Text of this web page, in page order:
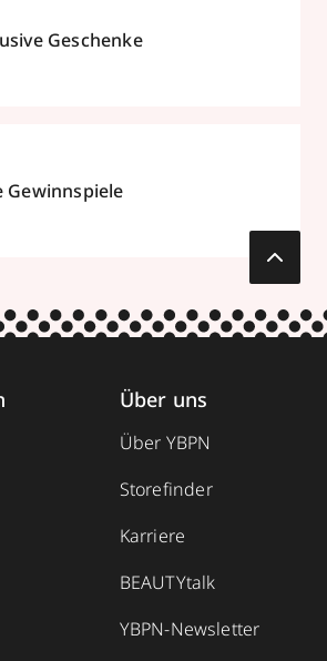
Geschenke
Gewinnspiele
Über uns
Über YBPN
Storefinder
Karriere
BEAUTYtalk
YBPN-Newsletter